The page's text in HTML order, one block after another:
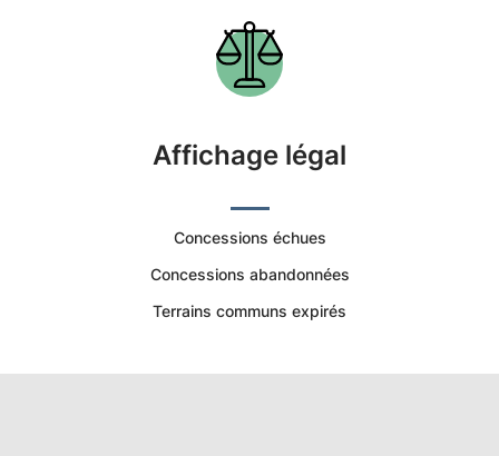
Affichage légal
Concessions échues
Concessions abandonnées
Terrains communs expirés